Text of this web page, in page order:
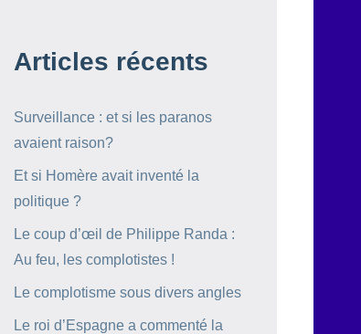
Articles récents
Surveillance : et si les paranos
avaient raison?
Et si Homère avait inventé la
politique ?
Le coup d’œil de Philippe Randa :
Au feu, les complotistes !
Le complotisme sous divers angles
Le roi d’Espagne a commenté la